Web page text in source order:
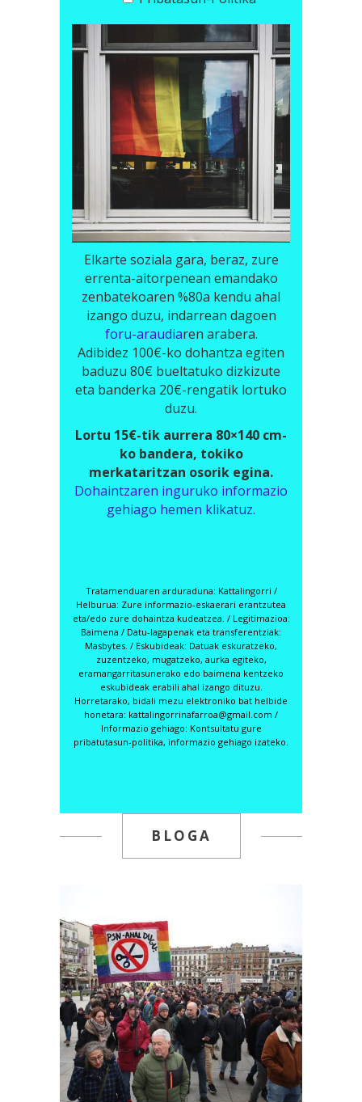
Elkarte soziala gara, beraz, zure
errenta-aitorpenean emandako
zenbatekoaren %80a kendu ahal
izango duzu, indarrean dagoen
foru-araudiaren arabera.
Adibidez 100€-ko dohantza egiten
baduzu 80€ bueltatuko dizkizute
eta banderka 20€-rengatik lortuko
duzu.
Lortu 15€-tik aurrera 80×140 cm-
ko bandera, tokiko
merkataritzan osorik egina.
Dohaintzaren inguruko informazio
gehiago hemen klikatuz.
Tratamenduaren arduraduna: Kattalingorri /
Helburua: Zure informazio-eskaerari erantzutea
eta/edo zure dohaintza kudeatzea. / Legitimazioa:
Baimena / Datu-lagapenak eta transferentziak:
Masbytes. / Eskubideak: Datuak eskuratzeko,
zuzentzeko, mugatzeko, aurka egiteko,
eramangarritasunerako edo baimena kentzeko
eskubideak erabili ahal izango dituzu.
Horretarako, bidali mezu elektroniko bat helbide
honetara: kattalingorrinafarroa@gmail.com /
Informazio gehiago: Kontsultatu gure
pribatutasun-politika, informazio gehiago izateko.
BLOGA